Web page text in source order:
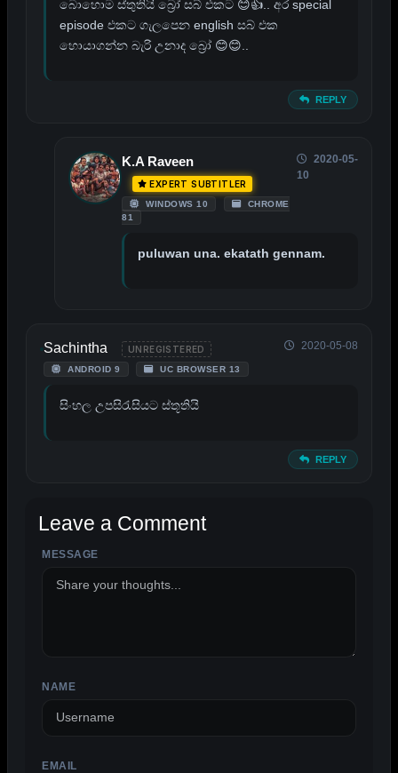
බොහොම ස්තුතියි බ්‍රෝ සබ් එකට 😊👍.. අර special
episode එකට ගැලපෙන english සබ් එක
හොයාගන්න බැරි උනාද බ්‍රෝ 😊😊..
REPLY
K.A Raveen
EXPERT SUBTITLER
WINDOWS 10
CHROME
81
2020-05-
10
puluwan una. ekatath gennam.
Sachintha UNREGISTERED
ANDROID 9 UC BROWSER 13
2020-05-08
සිංහල උපසිරැසියට ස්තූතියි
REPLY
Leave a Comment
MESSAGE
NAME
EMAIL
ALTERNATIVE: